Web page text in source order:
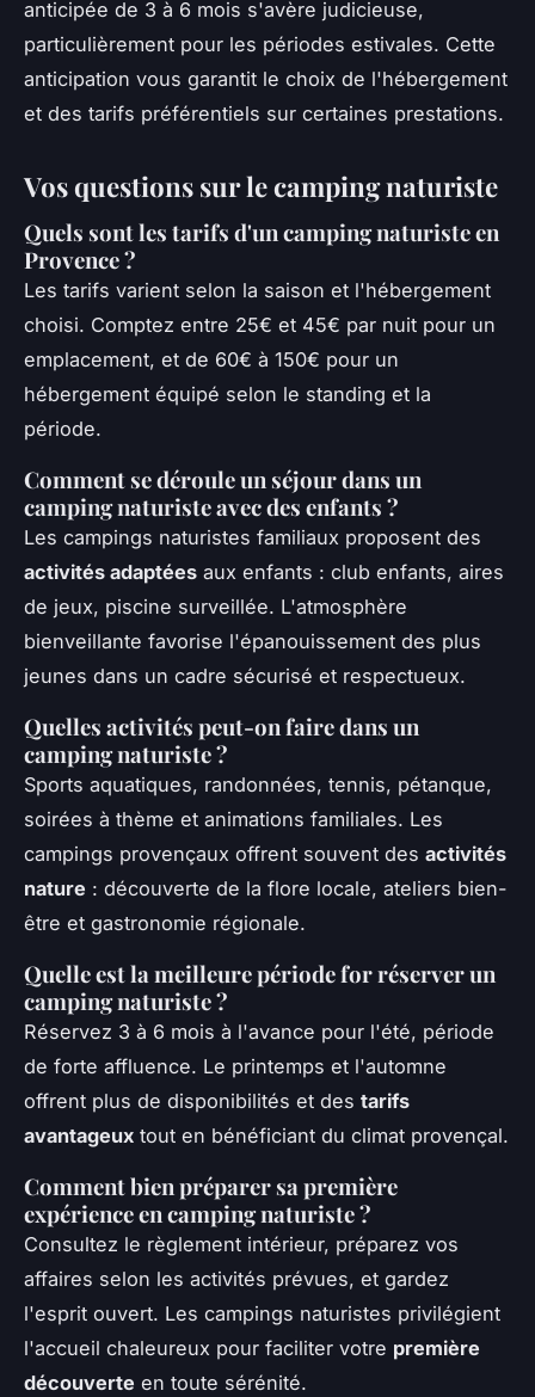
anticipée de 3 à 6 mois s'avère judicieuse,
particulièrement pour les périodes estivales. Cette
anticipation vous garantit le choix de l'hébergement
et des tarifs préférentiels sur certaines prestations.
Vos questions sur le camping naturiste
Quels sont les tarifs d'un camping naturiste en
Provence ?
Les tarifs varient selon la saison et l'hébergement
choisi. Comptez entre 25€ et 45€ par nuit pour un
emplacement, et de 60€ à 150€ pour un
hébergement équipé selon le standing et la
période.
Comment se déroule un séjour dans un
camping naturiste avec des enfants ?
Les campings naturistes familiaux proposent des
activités adaptées aux enfants : club enfants, aires
de jeux, piscine surveillée. L'atmosphère
bienveillante favorise l'épanouissement des plus
jeunes dans un cadre sécurisé et respectueux.
Quelles activités peut-on faire dans un
camping naturiste ?
Sports aquatiques, randonnées, tennis, pétanque,
soirées à thème et animations familiales. Les
campings provençaux offrent souvent des activités
nature : découverte de la flore locale, ateliers bien-
être et gastronomie régionale.
Quelle est la meilleure période for réserver un
camping naturiste ?
Réservez 3 à 6 mois à l'avance pour l'été, période
de forte affluence. Le printemps et l'automne
offrent plus de disponibilités et des tarifs
avantageux tout en bénéficiant du climat provençal.
Comment bien préparer sa première
expérience en camping naturiste ?
Consultez le règlement intérieur, préparez vos
affaires selon les activités prévues, et gardez
l'esprit ouvert. Les campings naturistes privilégient
l'accueil chaleureux pour faciliter votre première
découverte en toute sérénité.